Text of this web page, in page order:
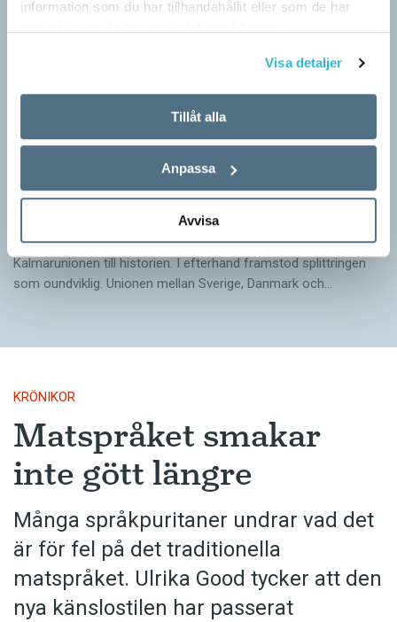
information som du har tillhandahållit eller som de har
Visa detaljer
Tillåt alla
Anpassa
Avvisa
Arvet från Gustav Vasa lever än i dag
När Gustav Vasa den 6 juni 1523 ­valdes till kung förpassades
Kalmar­unionen till historien. I efterhand framstod splittringen
som ound­viklig. ­Unionen ­mellan Sverige, Danmark och…
KRÖNIKOR
Matspråket smakar
inte gött längre
Många språkpuritaner undrar vad det
är för fel på det traditionella
matspråket. Ulrika Good tycker att den
nya känslostilen har passerat